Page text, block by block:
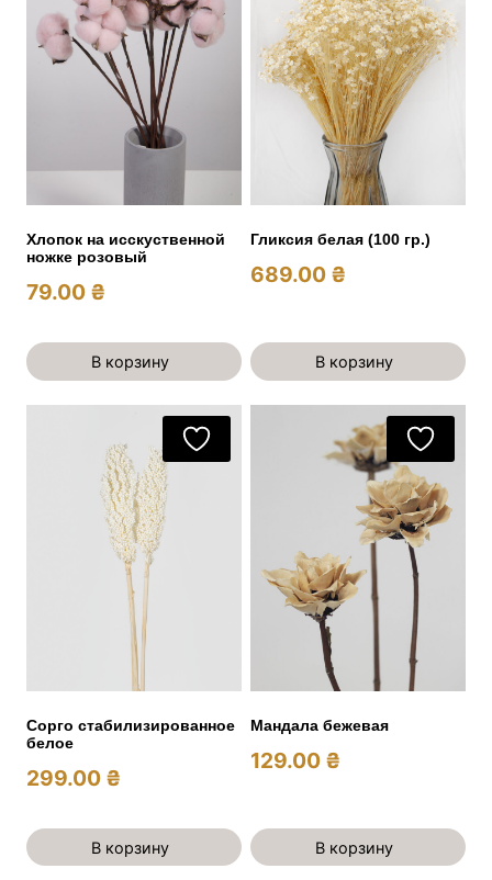
Хлопок на исскуственной
ножке розовый
79.00 ₴
В корзину
Гликсия белая (100 гр.)
689.00 ₴
В корзину
Сорго стабилизированное
белое
299.00 ₴
В корзину
Мандала бежевая
129.00 ₴
В корзину